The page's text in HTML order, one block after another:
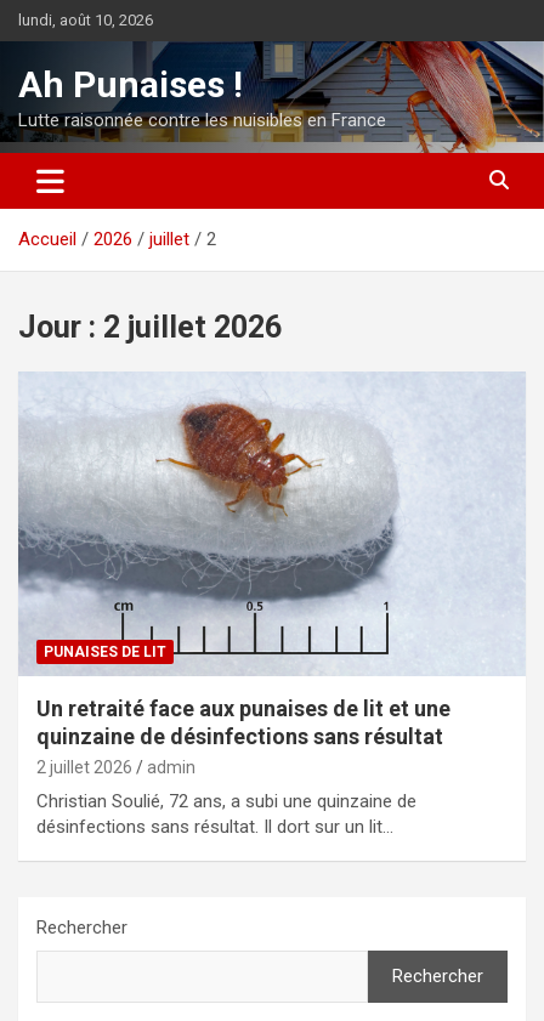
Aller
au
lundi, août 10, 2026
Ah Punaises !
Lutte raisonnée contre les nuisibles en France
Accueil 2026 juillet 2
Jour : 2 juillet 2026
PUNAISES DE LIT
Un retraité face aux punaises de lit et une
quinzaine de désinfections sans résultat
2 juillet 2026 admin
Christian Soulié, 72 ans, a subi une quinzaine de
désinfections sans résultat. Il dort sur un lit…
Rechercher
Rechercher